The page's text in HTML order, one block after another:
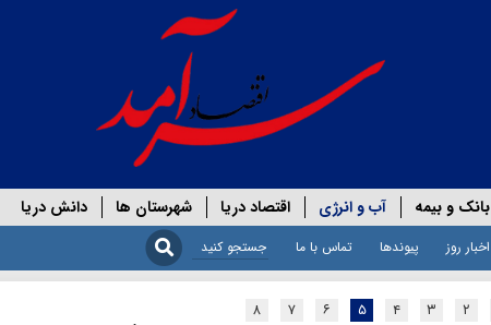
بانک و بیمه آب و انرژی اقتصاد دریا شهرستان ها دانش دریا
اخبار روز پیوندها تماس با ما
۲ ۳ ۴ ۵ ۶ ۷ ۸